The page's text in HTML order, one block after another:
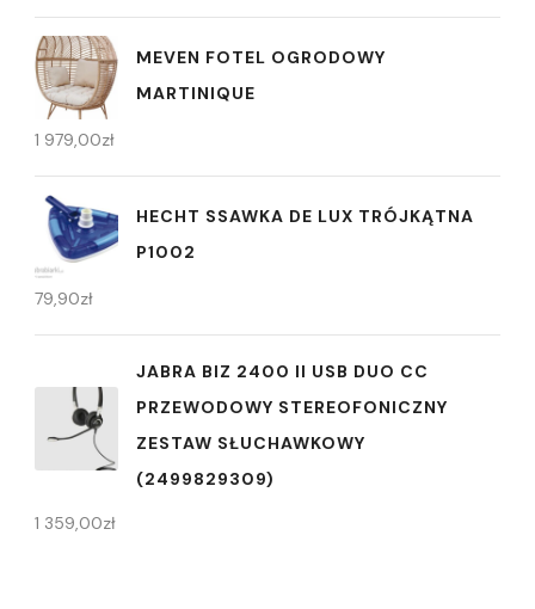
MEVEN FOTEL OGRODOWY
MARTINIQUE
1 979,00zł
HECHT SSAWKA DE LUX TRÓJKĄTNA
P1002
79,90zł
JABRA BIZ 2400 II USB DUO CC
PRZEWODOWY STEREOFONICZNY
ZESTAW SŁUCHAWKOWY
(2499829309)
1 359,00zł